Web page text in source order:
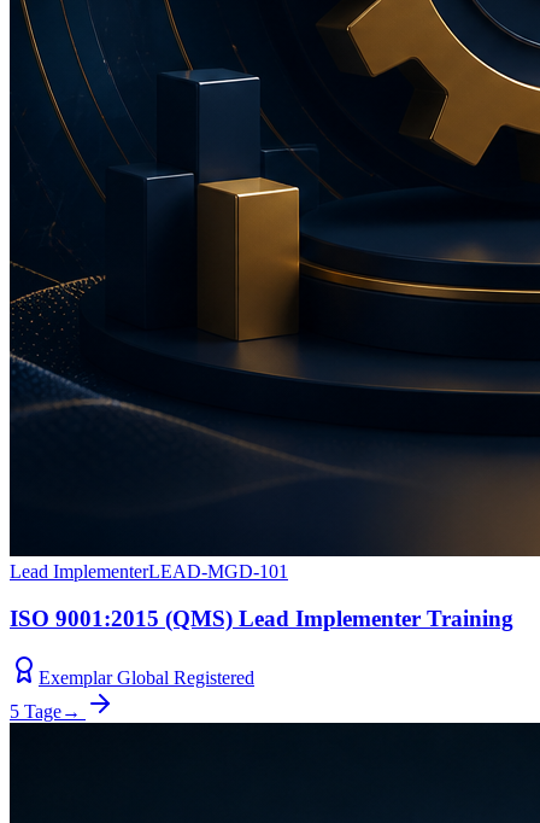
Lead ImplementerLEAD-MGD-101
ISO 9001:2015 (QMS) Lead Implementer Training
Exemplar Global Registered
5 Tage→